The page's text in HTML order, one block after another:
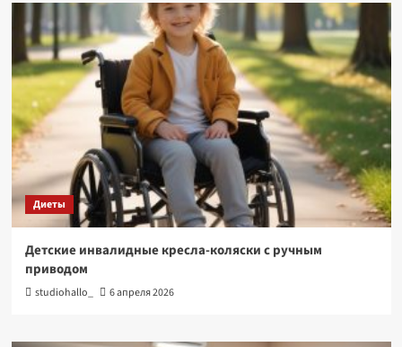
Диеты
Детские инвалидные кресла-коляски с ручным
приводом
studiohallo_ 6 апреля 2026